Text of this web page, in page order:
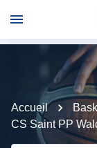
Accueil
CS Saint PP